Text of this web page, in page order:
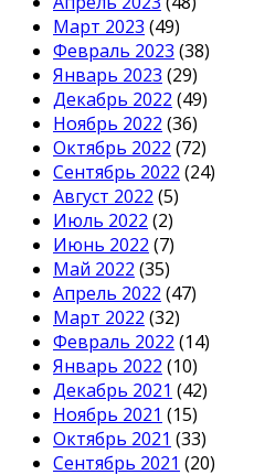
Март 2023 (49)
Февраль 2023 (38)
Январь 2023 (29)
Декабрь 2022 (49)
Ноябрь 2022 (36)
Октябрь 2022 (72)
Сентябрь 2022 (24)
Август 2022 (5)
Июль 2022 (2)
Июнь 2022 (7)
Май 2022 (35)
Апрель 2022 (47)
Март 2022 (32)
Февраль 2022 (14)
Январь 2022 (10)
Декабрь 2021 (42)
Ноябрь 2021 (15)
Октябрь 2021 (33)
Сентябрь 2021 (20)